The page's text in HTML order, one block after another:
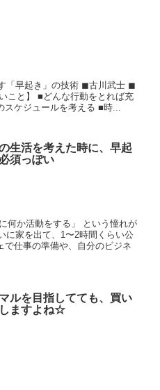
「早起き」の技術 ◼︎古川武士 ◼︎
こと】 ■どんな行動をとれば充
ケジュールを考える ■時...
生活を考えた時に、早起
須っぽい
何か活動をする」 という憧れが
に家を出て、1〜2時間くらい公
で仕事の準備や、自分のビジネ
ルを目指してても、買い
ますよね☆